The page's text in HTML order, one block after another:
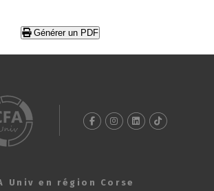
Générer un PDF
Univ en région Corse